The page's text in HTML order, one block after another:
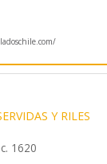
Y RILES
1620